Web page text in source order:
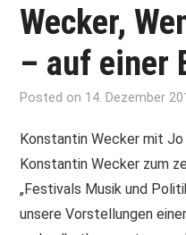
Wecker,
– auf einer
Posted on 14. Dezember
Konstantin Wecker mit
Konstantin Wecker zum
„Festivals Musik und
unsere Vorstellungen